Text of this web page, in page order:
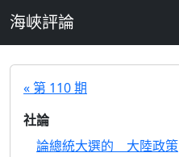
海峽評論
« 第 110 期
社論
論總統大選的 大陸政策